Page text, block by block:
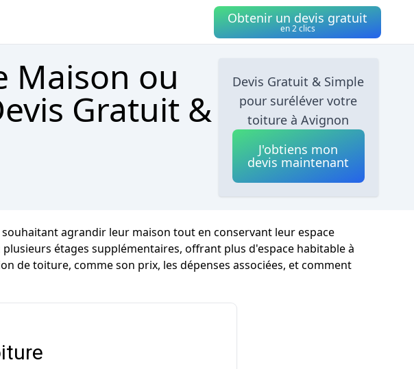
Obtenir un devis gratuit
en 2 clics
Maison ou
Gratuit &
Devis Gratuit & Simple
pour suréléver votre
toiture à Avignon
J'obtiens mon
devis maintenant
agrandir leur maison tout en conservant leur espace
étages supplémentaires, offrant plus d'espace habitable à
de toiture, comme son prix, les dépenses associées, et comment